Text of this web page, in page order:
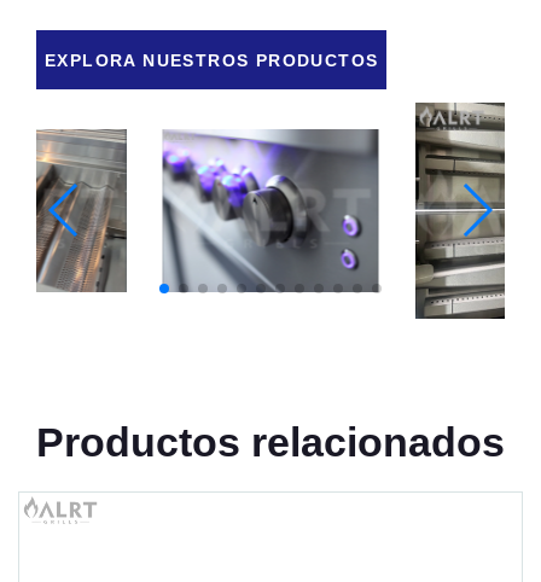
EXPLORA NUESTROS PRODUCTOS
Productos relacionados